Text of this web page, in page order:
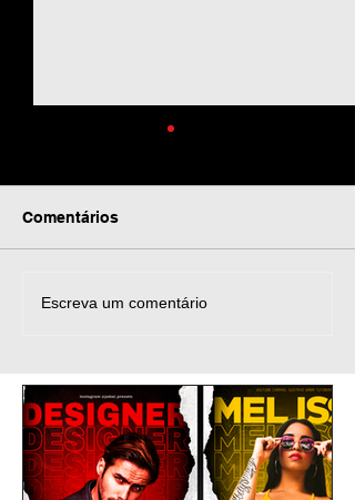
Tutorial PicsArt: Como
Comentários
Escreva um comentário